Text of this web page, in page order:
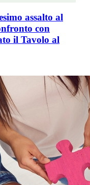
assalto al
con
il Tavolo al